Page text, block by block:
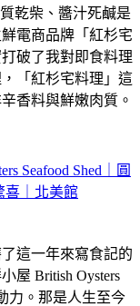
乾柴、醬汁死鹹是
電商品牌「紅杉宅
破了我對即食料理
「紅杉宅料理」這
香料與鮮嫩肉質。
Seafood Shed｜圓
喜｜北美館
這一年來寫食記的
屋 British Oysters
力。那是人生至今